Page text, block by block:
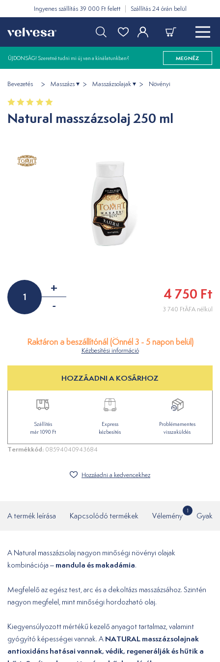
Ingyenes szállítás 39 000 Ft felett Szállítás 24 órán belül
ÚJDONSÁG! Szeretné tudni mi új van a kínálatunkban? MEGNÉZ
Bevezetés Masszázs Masszázsolajak Növényi
Natural masszázsolaj 250 ml
+
-
4 750 Ft
3 740 FtÁFA nélkül
Raktáron a beszállítónál (Önnél 3 - 5 napon belül)
Kézbesítési információ
HOZZÁADNI A KOSÁRHOZ
Szállítás
már 1090 Ft
Express
kézbesítés
Problémamentes
visszaküldés
Termékkód: 08594040943684
Hozzáadni a kedvencekhez
A termék leírása Kapcsolódó termékek Vélemény
1
A Natural masszázsolaj nagyon minőségi növényi olajak
kombinációja – mandula és makadámia.
Megfelelő az egész test, arc és a dekoltázs masszázsához. Szintén
nagyon megfelel, mint minőségi hordozható olaj.
Kiegyensúlyozott mértékű kezelő anyagot tartalmaz, valamint
gyógyító képességei vannak. A NATURAL masszázsolajnak
antioxidáns hatásai vannak, védik, regenerálják és hűtik a